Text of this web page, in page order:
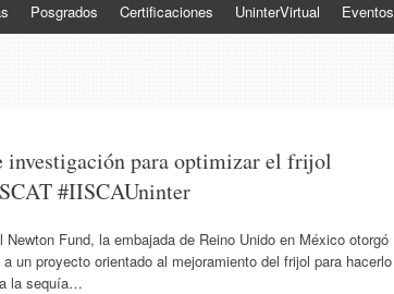
Posgrados Certificaciones UninterVirtual Eventos
investigación para optimizar el frijol
#IISCAUninter
Fund, la embajada de Reino Unido en México otorgó
un proyecto orientado al mejoramiento del frijol para hacerlo
la sequía…